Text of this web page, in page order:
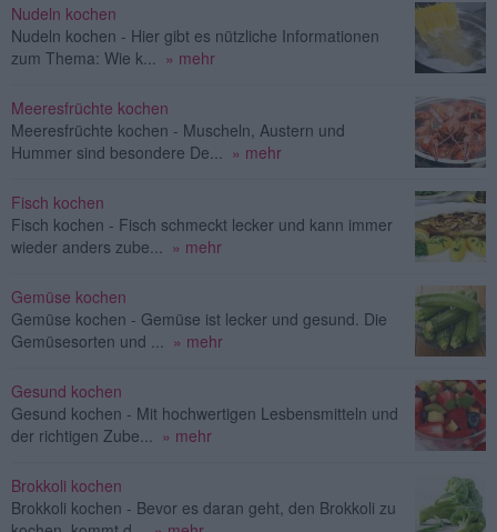
Nudeln kochen
Nudeln kochen - Hier gibt es nützliche Informationen
zum Thema: Wie k...
» mehr
Meeresfrüchte kochen
Meeresfrüchte kochen - Muscheln, Austern und
Hummer sind besondere De...
» mehr
Fisch kochen
Fisch kochen - Fisch schmeckt lecker und kann immer
wieder anders zube...
» mehr
Gemüse kochen
Gemüse kochen - Gemüse ist lecker und gesund. Die
Gemüsesorten und ...
» mehr
Gesund kochen
Gesund kochen - Mit hochwertigen Lesbensmitteln und
der richtigen Zube...
» mehr
Brokkoli kochen
Brokkoli kochen - Bevor es daran geht, den Brokkoli zu